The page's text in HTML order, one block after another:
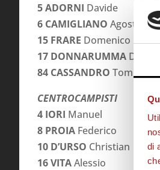
di
5 ADORNI Davide
6 CAMIGLIANO Agostino
15 FRARE Domenico
17 DONNARUMMA Daniele
84 CASSANDRO Tommaso
CENTROCAMPISTI
4 IORI Manuel
8 PROIA Federico
10 D’URSO Christian
16 VITAAlessio